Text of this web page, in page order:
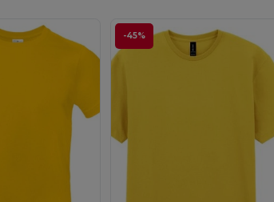
-45%